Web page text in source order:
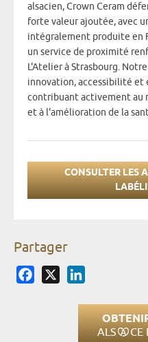
alsacien, Crown Ceram
forte valeur ajoutée, avec
intégralement produite en
un service de proximité
L'Atelier à Strasbourg.
innovation, accessibilité et
contribuant activement au
et à l'amélioration de la
CONSULTER LES
Partager
Facebook
ALS CE